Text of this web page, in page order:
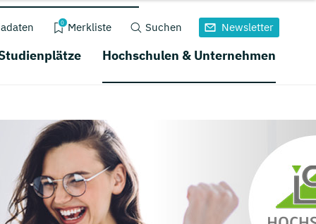
0 Merkliste Suchen Newsletter
Hochschulen & Unternehmen